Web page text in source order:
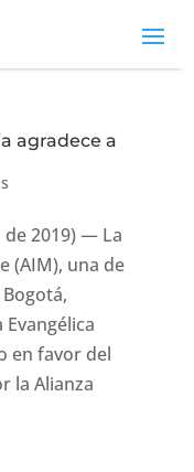
agradece a
de 2019) — La
(AIM), una de
en favor del
la Alianza